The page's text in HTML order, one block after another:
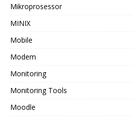
Mikroprosessor
MINIX
Mobile
Modem
Monitoring
Monitoring Tools
Moodle